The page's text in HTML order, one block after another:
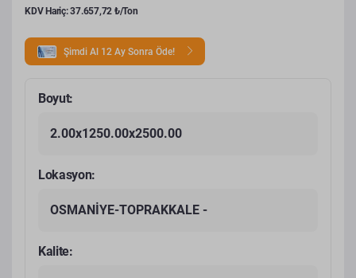
KDV Hariç: 37.657,72 ₺/Ton
Şimdi Al 12 Ay Sonra Öde!
Boyut:
2.00x1250.00x2500.00
Lokasyon:
OSMANİYE-TOPRAKKALE -
Kalite: